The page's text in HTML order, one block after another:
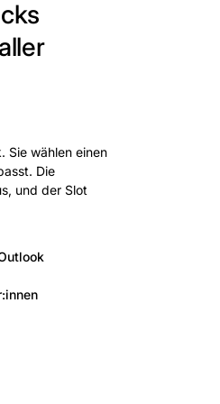
Sie wählen einen
Die
und der Slot